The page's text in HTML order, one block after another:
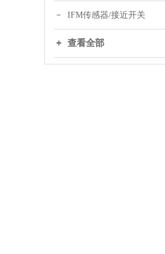
IFM传感器/接近开关
查看全部